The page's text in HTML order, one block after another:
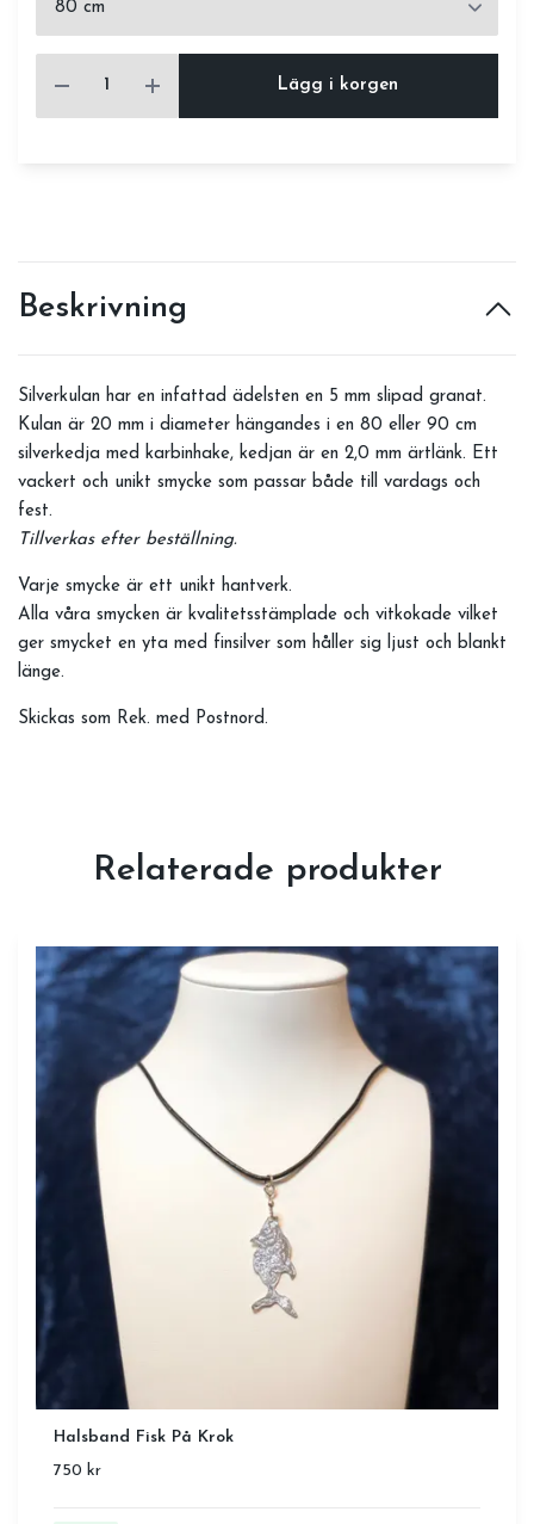
Lägg i korgen
Beskrivning
Silverkulan har en infattad ädelsten en 5 mm slipad granat.
Kulan är 20 mm i diameter hängandes i en 80 eller 90 cm
silverkedja med karbinhake, kedjan är en 2,0 mm ärtlänk. Ett
vackert och unikt smycke som passar både till vardags och
fest.
Tillverkas efter beställning.
Varje smycke är ett unikt hantverk.
Alla våra smycken är kvalitetsstämplade och vitkokade vilket
ger smycket en yta med finsilver som håller sig ljust och blankt
länge.
Skickas som Rek. med Postnord.
Relaterade produkter
Halsband Fisk På Krok
750 kr